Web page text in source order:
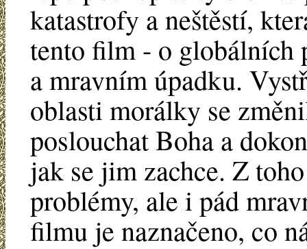
katastrofy a neštěstí,
tento film - o globálních
a mravním úpadku.
oblasti morálky se
poslouchat Boha a
jak se jim zachce. Z
problémy, ale i pád
filmu je naznačeno, co